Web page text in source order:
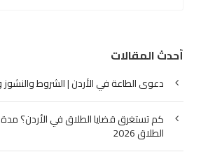
أحدث المقالات
دعوى الطاعة في الأردن | الشروط
كم تستغرق قضايا الطلاق في الأردن؟
الطلاق 2026